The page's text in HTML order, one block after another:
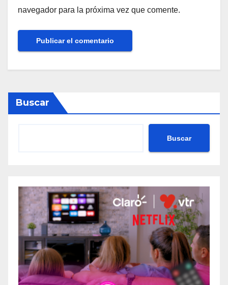
navegador para la próxima vez que comente.
Buscar
Buscar